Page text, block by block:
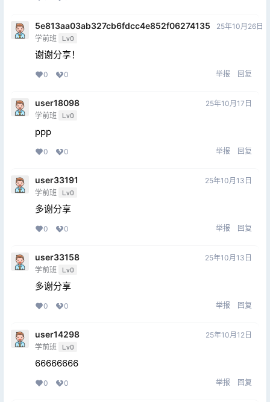
5e813aa03ab327cb6fdcc4e852f06274135
学前班 Lv0
25年10月26日
谢谢分享！
0 0 举报 回复
user18098
学前班 Lv0
25年10月17日
ppp
0 0 举报 回复
user33191
学前班 Lv0
25年10月13日
多谢分享
0 0 举报 回复
user33158
学前班 Lv0
25年10月13日
多谢分享
0 0 举报 回复
user14298
学前班 Lv0
25年10月12日
66666666
0 0 举报 回复